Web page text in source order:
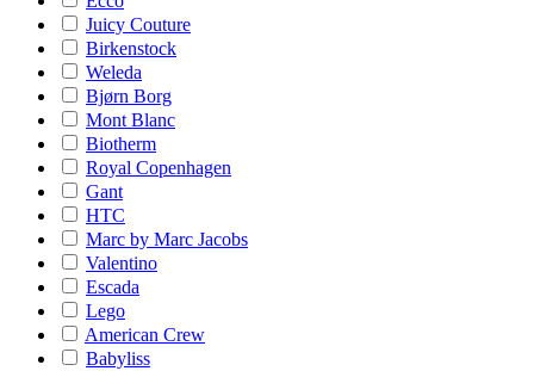
Juicy Couture
Birkenstock
Weleda
Bjørn Borg
Mont Blanc
Biotherm
Royal Copenhagen
Gant
HTC
Marc by Marc Jacobs
Valentino
Escada
Lego
American Crew
Babyliss